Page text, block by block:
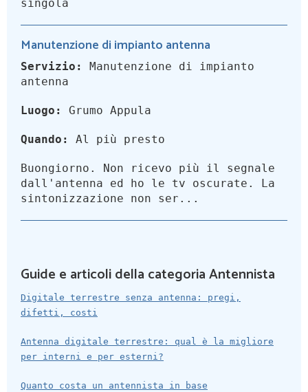
singola
Manutenzione di impianto antenna
Servizio:
Manutenzione di impianto
antenna
Luogo: Grumo Appula
Quando: Al più presto
Buongiorno. Non ricevo più il segnale
dall'antenna ed ho le tv oscurate. La
sintonizzazione non ser...
Guide e articoli della categoria Antennista
Digitale terrestre senza antenna: pregi,
difetti, costi
Antenna digitale terrestre: qual è la migliore
per interni e per esterni?
Quanto costa un antennista in base